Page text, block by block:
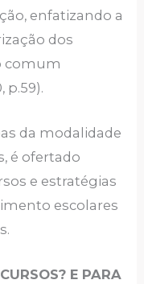
enfatizando a
dos
comum
p.59).
da modalidade
é ofertado
e estratégias
escolares
E PARA